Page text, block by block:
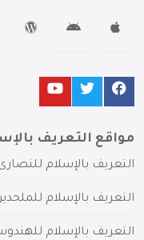
مواقع التعريف
التعريف بالإسلام
التعريف بالإسلام
التعريف بالإسلام